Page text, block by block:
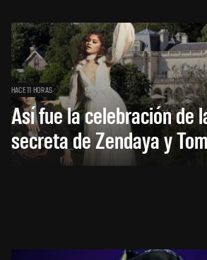
HACE 11 HORAS
Así fue la celebración de
secreta de Zendaya y